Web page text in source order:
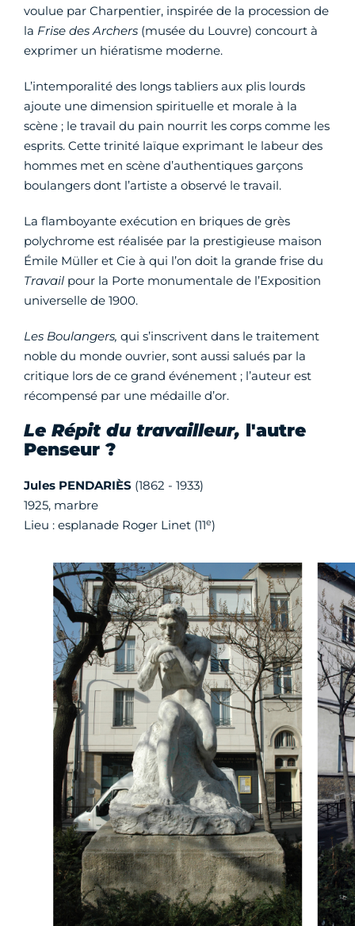
voulue par Charpentier, inspirée de la procession de
la Frise des Archers (musée du Louvre) concourt à
exprimer un hiératisme moderne.
L’intemporalité des longs tabliers aux plis lourds
ajoute une dimension spirituelle et morale à la
scène ; le travail du pain nourrit les corps comme les
esprits. Cette trinité laïque exprimant le labeur des
hommes met en scène d’authentiques garçons
boulangers dont l’artiste a observé le travail.
La flamboyante exécution en briques de grès
polychrome est réalisée par la prestigieuse maison
Émile Müller et Cie à qui l’on doit la grande frise du
Travail pour la Porte monumentale de l’Exposition
universelle de 1900.
Les Boulangers, qui s’inscrivent dans le traitement
noble du monde ouvrier, sont aussi salués par la
critique lors de ce grand événement ; l’auteur est
récompensé par une médaille d’or.
Le Répit du travailleur, l'autre
Penseur ?
Jules PENDARIÈS (1862 - 1933)
1925, marbre
Lieu : esplanade Roger Linet (11e)